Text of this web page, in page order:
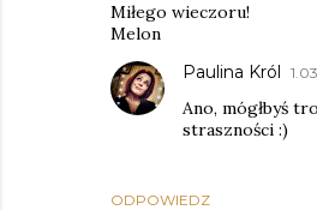
Miłego wieczoru!
Melon
ODPOWIEDZ
Paulina Król
Ano, mógłbyś
straszności :)